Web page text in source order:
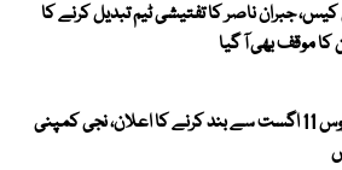
جبران ناصر کا تفتیشی ٹیم تبدیل کرنے کا
کا موقف بھی آ گیا
میٹرو بس سروس 11 اگست سے بند کرنے کا اعلان، نجی کمپنی